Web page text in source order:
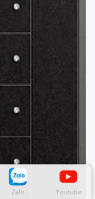
Zalo Youtube